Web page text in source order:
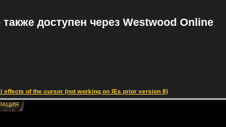
доступен через Westwood Online
effects of the cursor (not working on IEs prior version 8)